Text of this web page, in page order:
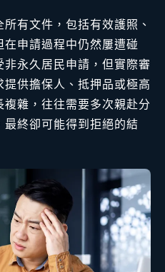
有文件，包括有效護照、
申請過程中仍然屢遭碰
永久居民申請，但實際審
供擔保人、抵押品或極高
雜，往往需要多次親赴分
終卻可能得到拒絕的結